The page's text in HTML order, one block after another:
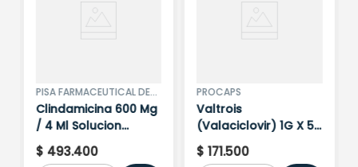
PISA FARMACEUTICAL DE
COLOMBIA
Clindamicina 600 Mg
/ 4 Ml Solucion
Inyectable X 100
Ampollas
$ 493.400
PROCAPS
Valtrois
(Valaciclovir) 1G X 5
Tab
$ 171.500